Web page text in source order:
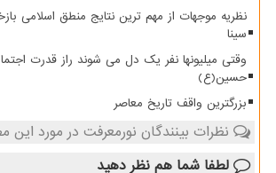
نظریه موجهات از مهم ترین نتایج منطق اسلامی
سینا
وقتی میلیونها نفر یک دل می شوند راز قدرت
حسین(ع)
بزرگترین واقف تاریخ معاصر
نظرات بینندگان نورمعرفت در مورد این
لطفا شما هم نظر دهید